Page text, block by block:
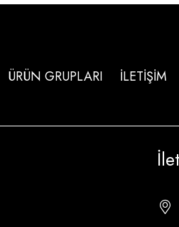
ÜRÜN GRUPLARI İLETİŞİM